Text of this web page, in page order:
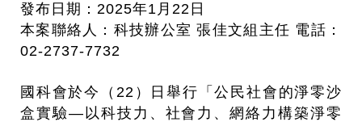
發布日期：2025年1月22日
本案聯絡人：科技辦公室 張佳文組主任 電話：
02-2737-7732
國科會於今（22）日舉行「公民社會的淨零沙
盒實驗—以科技力、社會力、網絡力構築淨零